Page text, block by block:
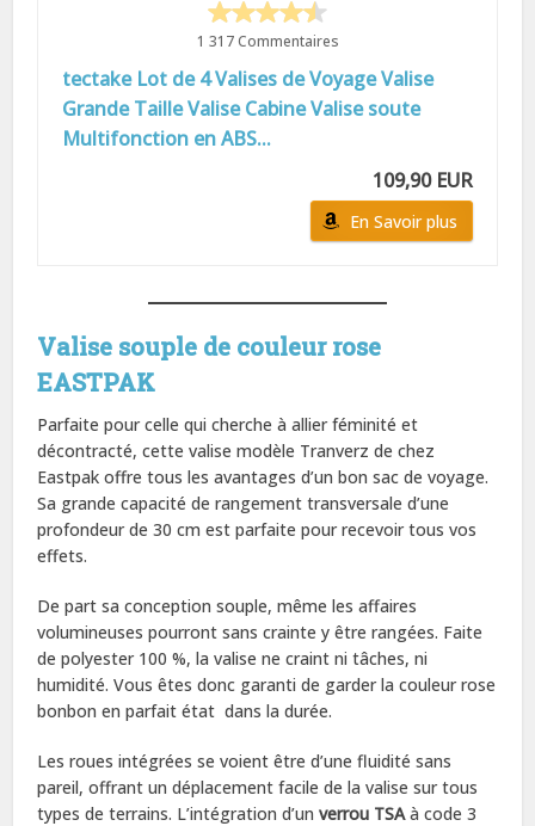
1 317 Commentaires
tectake Lot de 4 Valises de Voyage Valise
Grande Taille Valise Cabine Valise soute
Multifonction en ABS...
109,90 EUR
En Savoir plus
Valise souple de couleur rose
EASTPAK
Parfaite pour celle qui cherche à allier féminité et
décontracté, cette valise modèle Tranverz de chez
Eastpak offre tous les avantages d’un bon sac de voyage.
Sa grande capacité de rangement transversale d’une
profondeur de 30 cm est parfaite pour recevoir tous vos
effets.
De part sa conception souple, même les affaires
volumineuses pourront sans crainte y être rangées. Faite
de polyester 100 %, la valise ne craint ni tâches, ni
humidité. Vous êtes donc garanti de garder la couleur rose
bonbon en parfait état dans la durée.
Les roues intégrées se voient être d’une fluidité sans
pareil, offrant un déplacement facile de la valise sur tous
types de terrains. L’intégration d’unverrou TSAà code 3